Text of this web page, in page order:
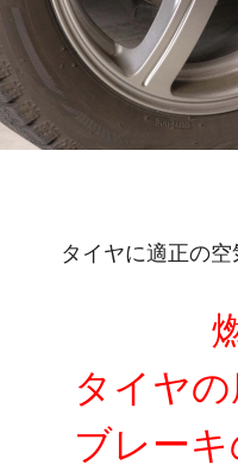
タイヤに適正の
タイヤ
ブレー